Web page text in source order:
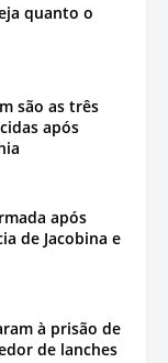
quanto o
são as três
após
após
de Jacobina e
à prisão de
de lanches